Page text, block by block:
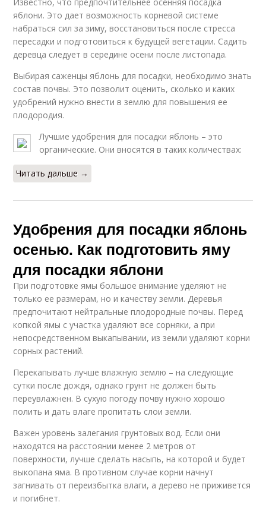
яблони. Это дает возможность корневой системе
набраться сил за зиму, восстановиться после стресса
пересадки и подготовиться к будущей вегетации. Садить
деревца следует в середине осени после листопада.
Выбирая саженцы яблонь для посадки, необходимо знать
состав почвы. Это позволит оценить, сколько и каких
удобрений нужно внести в землю для повышения ее
плодородия.
Лучшие удобрения для посадки яблонь – это
органические. Они вносятся в таких количествах:
Читать дальше →
Удобрения для посадки яблонь
осенью. Как подготовить яму
для посадки яблони
При подготовке ямы большое внимание уделяют не
только ее размерам, но и качеству земли. Деревья
предпочитают нейтральные плодородные почвы. Перед
копкой ямы с участка удаляют все сорняки, а при
непосредственном выкапывании, из земли удаляют корни
сорных растений.
Перекапывать лучше влажную землю – на следующие
сутки после дождя, однако грунт не должен быть
переувлажнен. В сухую погоду почву нужно хорошо
полить и дать влаге пропитать слои земли.
Важен уровень залегания грунтовых вод. Если они
находятся на расстоянии менее 2 метров от
поверхности, лучше сделать насыпь, на которой и будет
выкопана яма. В противном случае корни начнут
загнивать от переизбытка влаги, а дерево не приживется
и погибнет.